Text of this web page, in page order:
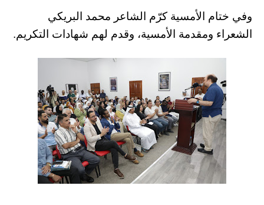
وفي ختام الأمسية كرّم الشاعر محمد البريكي
الشعراء ومقدمة الأمسية، وقدم لهم شهادات التكريم.